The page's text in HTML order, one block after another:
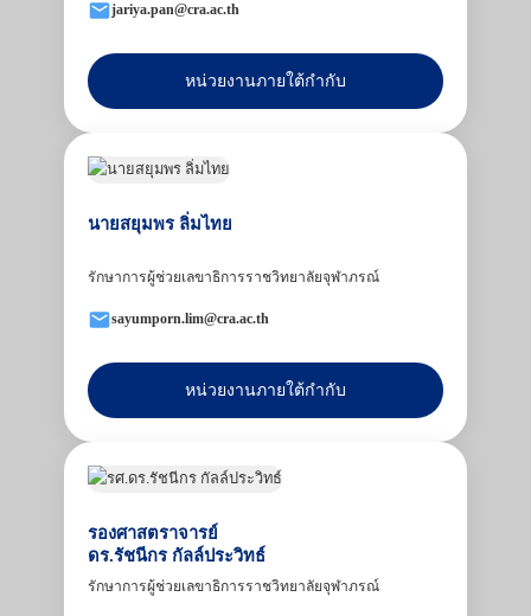
jariya.pan@cra.ac.th
หน่วยงานภายใต้กำกับ
นายสยุมพร ลิ่มไทย
รักษาการผู้ช่วยเลขาธิการราชวิทยาลัยจุฬาภรณ์
sayumporn.lim@cra.ac.th
หน่วยงานภายใต้กำกับ
รองศาสตราจารย์
ดร.รัชนีกร กัลล์ประวิทธ์
รักษาการผู้ช่วยเลขาธิการราชวิทยาลัยจุฬาภรณ์